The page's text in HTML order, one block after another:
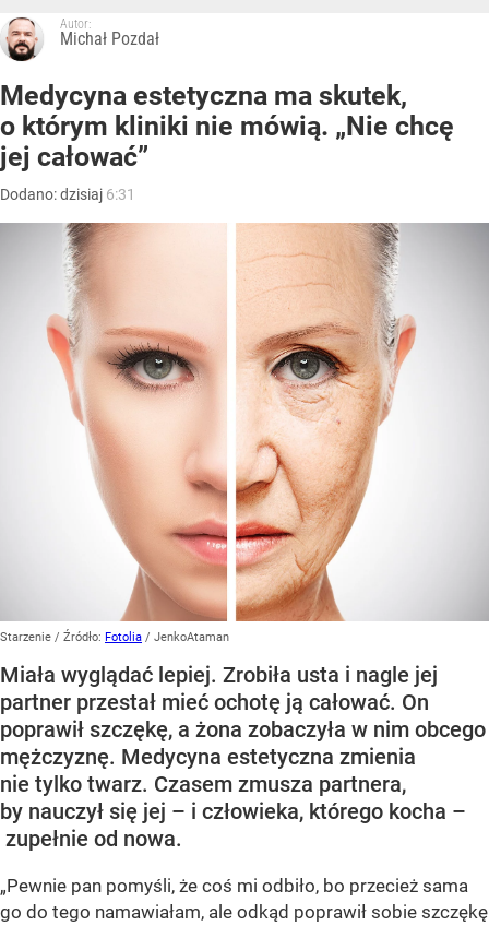
Autor:
Michał Pozdał
Medycyna estetyczna ma skutek,
o którym kliniki nie mówią. „Nie chcę
jej całować”
Dodano:dzisiaj 6:31
Starzenie / Źródło: Fotolia / JenkoAtaman
Miała wyglądać lepiej. Zrobiła usta i nagle jej
partner przestał mieć ochotę ją całować. On
poprawił szczękę, a żona zobaczyła w nim obcego
mężczyznę. Medycyna estetyczna zmienia
nie tylko twarz. Czasem zmusza partnera,
by nauczył się jej – i człowieka, którego kocha –
zupełnie od nowa.
„Pewnie pan pomyśli, że coś mi odbiło, bo przecież sama
go do tego namawiałam, ale odkąd poprawił sobie szczękę